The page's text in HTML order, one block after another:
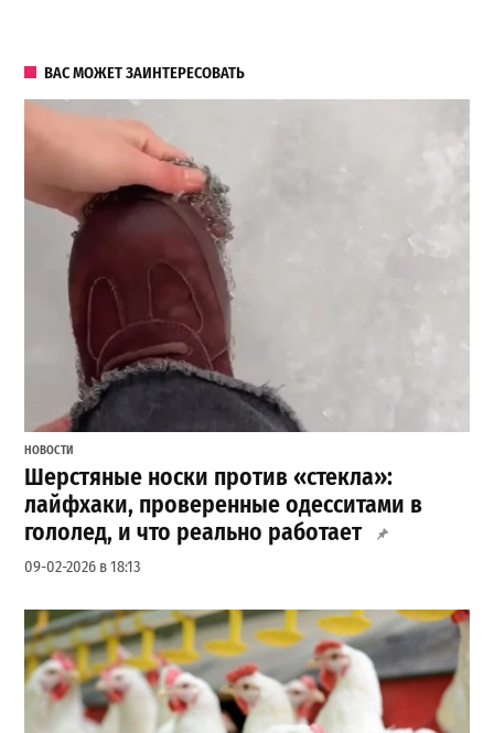
ВАС МОЖЕТ ЗАИНТЕРЕСОВАТЬ
НОВОСТИ
Шерстяные носки против «стекла»:
лайфхаки, проверенные одесситами в
гололед, и что реально работает
09-02-2026 в 18:13